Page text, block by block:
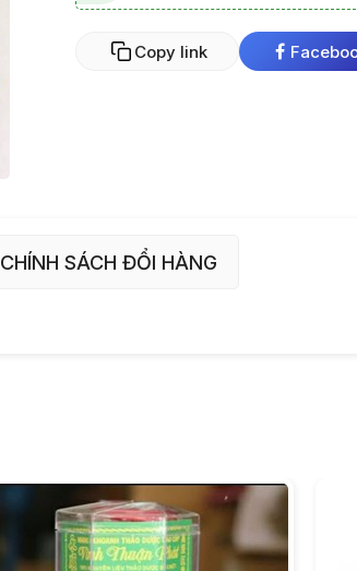
Copy link
CHÍNH SÁCH ĐỔI HÀNG